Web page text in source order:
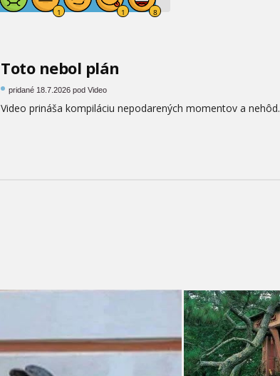
Toto nebol plán
pridané 18.7.2026 pod Video
Video prináša kompiláciu nepodarených momentov a nehôd.